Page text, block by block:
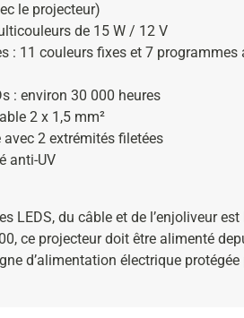
le projecteur)
de 15 W / 12 V
: 11 couleurs fixes et 7
: environ 30 000 heures
2 x 1,5 mm²
2 extrémités filetées
anti-UV
LEDS, du câble et de l’enjoliveur
ce projecteur doit être alimenté
d’alimentation électrique